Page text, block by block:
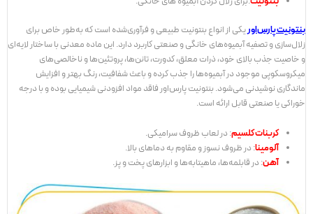
بنتونیت پارس‌اوریکی از انواع بنتونیت طبیعی و فرآوری‌شده است که به‌طور خاص برای
زلال‌سازی و تصفیه آبمیوه‌های خانگی و صنعتی کاربرد دارد. این ماده معدنی با ساختار لایه‌ای
و خاصیت جذب بالای خود، ذرات معلق، کدورت، تانن‌ها، پروتئین‌ها و ناخالصی‌های
میکروسکوپی موجود در آبمیوه‌ها را جذب کرده و باعث شفافیت، رنگ بهتر و افزایش
ماندگاری نوشیدنی می‌شود. بنتونیت پارس‌اور فاقد مواد افزودنی شیمیایی بوده و با درجه
خوراکی یا صنعتی قابل ارائه است.
کربنات کلسیم: در لعاب ظروف سرامیکی.
آلومینا: در ظروف نسوز و مقاوم به دماهای بالا.
آهن: در قابلمه‌ها، ماهیتابه‌ها و ابزارهای پخت و پز.